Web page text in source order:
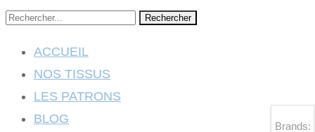
Rechercher
ACCUEIL
NOS TISSUS
LES PATRONS
BLOG
Brands: